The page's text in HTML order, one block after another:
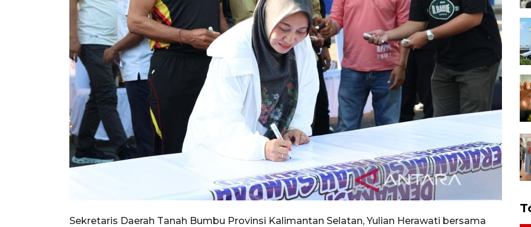
Sekretaris Daerah Tanah Bumbu Provinsi Kalimantan Selatan, Yulian Herawati bersama